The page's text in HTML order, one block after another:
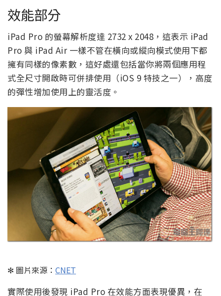
效能部分
iPad Pro 的螢幕解析度達 2732 x 2048，這表示 iPad
Pro 與 iPad Air 一樣不管在橫向或縱向模式使用下都
擁有同樣的像素數，這好處還包括當你將兩個應用程
式全尺寸開啟時可併排使用（iOS 9 特技之一），高度
的彈性增加使用上的靈活度。
✻ 圖片來源： CNET
實際使用後發現 iPad Pro 在效能方面表現優異，在